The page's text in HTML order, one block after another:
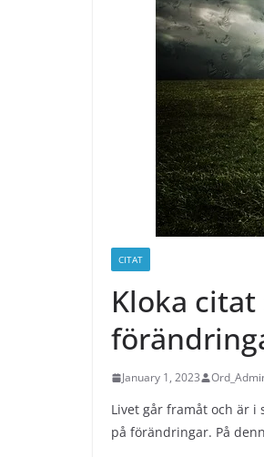
CITAT
Kloka
January 1, 2023
Livet går framåt och är
på förändringar. På